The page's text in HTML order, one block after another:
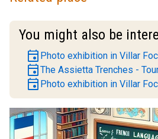
You might also be
event Photo exhibition in Villar
eventThe Assietta Trenches -
event Photo exhibition in Villar